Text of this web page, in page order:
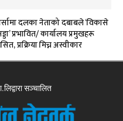
दलका नेताको दबाबले ‘विकासे
प्रभावित/ कार्यालय प्रमुखहरू
प्रक्रिया मिच्न अस्वीकार
सञ्चालित